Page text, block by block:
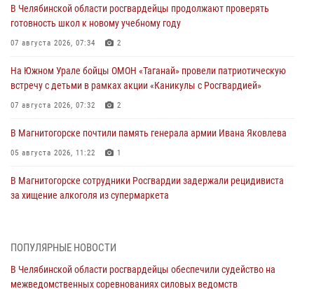
В Челябинской области росгвардейцы продолжают проверять
готовность школ к новому учебному году
07 августа 2026, 07:34 2
На Южном Урале бойцы ОМОН «Таганай» провели патриотическую
встречу с детьми в рамках акции «Каникулы с Росгвардией»
07 августа 2026, 07:32 2
В Магнитогорске почтили память генерала армии Ивана Яковлева
05 августа 2026, 11:22 1
В Магнитогорске сотрудники Росгвардии задержали рецидивиста
за хищение алкоголя из супермаркета
На Южном Урале спецназ Росгвардии провел военно-полевые
ПОПУЛЯРНЫЕ НОВОСТИ
В Челябинской области росгвардейцы обеспечили судейство на
межведомственных соревнованиях силовых ведомств